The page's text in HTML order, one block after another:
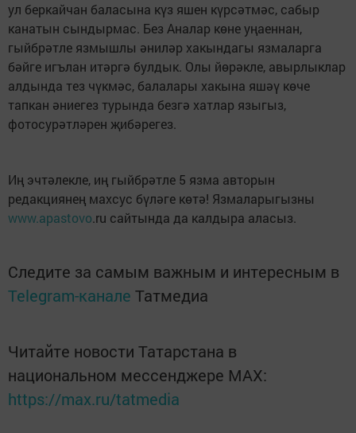
ул беркайчан баласына күз яшен күрсәтмәс, сабыр
канатын сындырмас. Без Аналар көне уңаеннан,
гыйбрәтле язмышлы әниләр хакындагы язмаларга
бәйге игълан итәргә булдык. Олы йөрәкле, авырлыклар
алдында тез чүкмәс, балалары хакына яшәү көче
тапкан әниегез турында безгә хатлар языгыз,
фотосурәтләрен җибәрегез.
Иң эчтәлекле, иң гыйбрәтле 5 язма авторын
редакциянең махсус бүләге көтә! Язмаларыгызны
www.apastovo.ru сайтында да калдыра аласыз.
Следите за самым важным и интересным в
Telegram-канале Татмедиа
Читайте новости Татарстана в
национальном мессенджере MАХ:
https://max.ru/tatmedia